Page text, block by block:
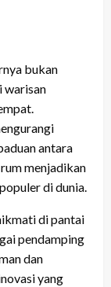
bukan
warisan
antara
menjadikan
di dunia.
di pantai
pendamping
dan
yang